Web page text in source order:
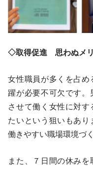
◇取得促進 思わぬメ
女性職員が多くを占
躍が必要不可欠です
させて働く女性に対
たいという狙いもあり
働きやすい職場環境づ
また、７日間の休み